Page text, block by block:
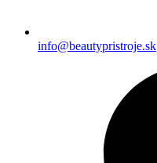
info@beautypristroje.sk